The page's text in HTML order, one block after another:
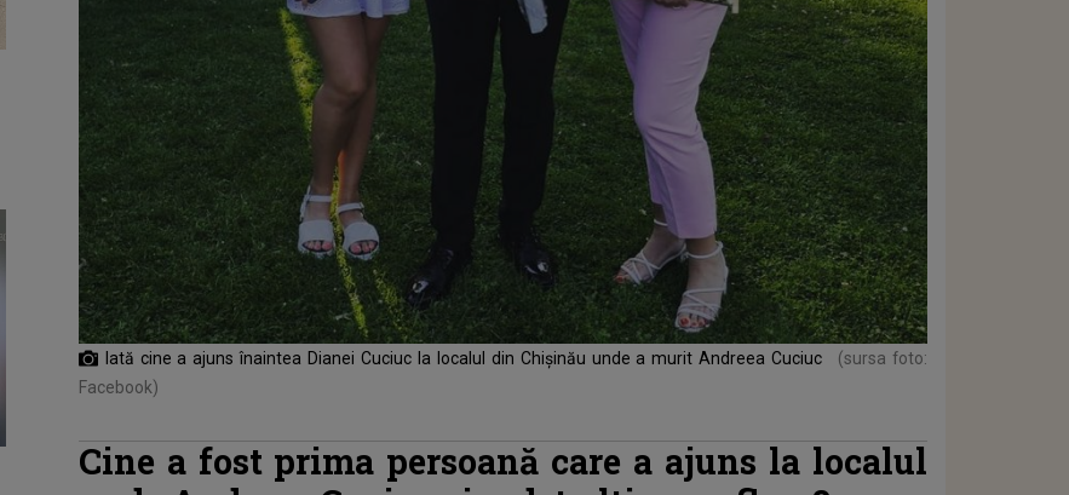
Iată cine a ajuns înaintea Dianei Cuciuc la localul din Chișinău unde a murit Andreea Cuciuc
(sursa foto:
Facebook)
Cine a fost prima persoană care a ajuns la localul